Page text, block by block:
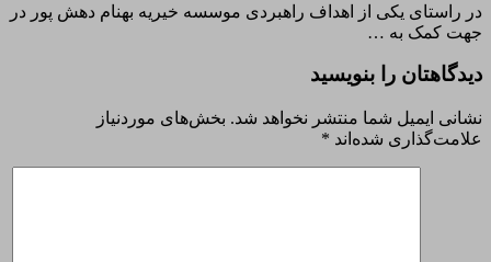
در راستاى یکی از اهداف راهبردی موسسه خیریه بهنام دهش پور در
جهت کمک به …
دیدگاهتان را بنویسید
نشانی ایمیل شما منتشر نخواهد شد. بخش‌های موردنیاز
علامت‌گذاری شده‌اند *